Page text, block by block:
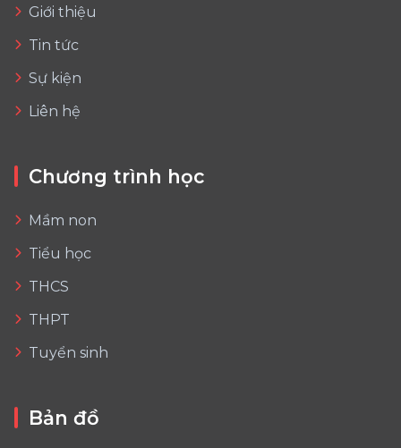
Giới thiệu
Tin tức
Sự kiện
Liên hệ
Chương trình học
Mầm non
Tiểu học
THCS
THPT
Tuyển sinh
Bản đồ